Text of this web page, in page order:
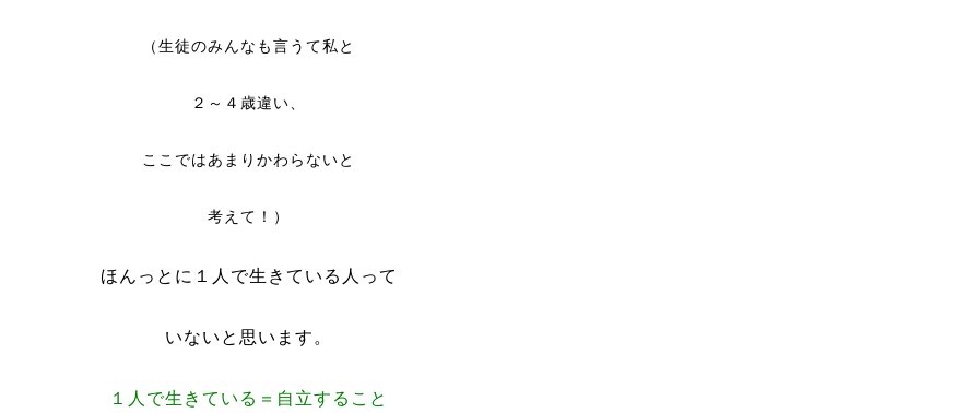
（生徒のみんなも言うて私と
２～４歳違い、
ここではあまりかわらないと
考えて！）
ほんっとに１人で生きている人って
いないと思います。
１人で生きている＝自立すること